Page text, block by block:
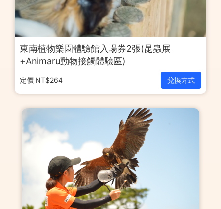
東南植物樂園體驗館入場券2張(昆蟲展
+Animaru動物接觸體驗區)
定價 NT$264 兌換方式